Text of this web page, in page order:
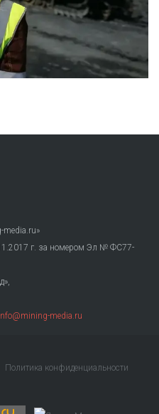
media.ru»
г. за номером Эл № ФС77-
media.ru
Политика конфиденциальности